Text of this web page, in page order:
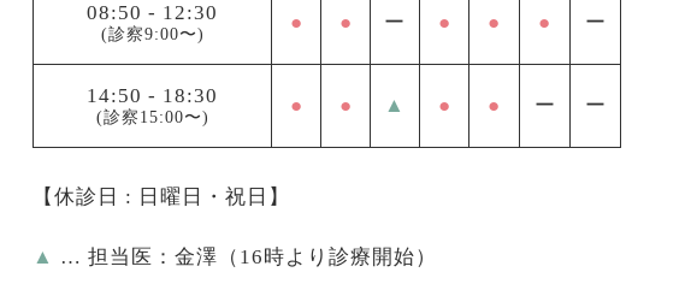
08:50 - 12:30
(診察9:00〜)
● ● ー ● ● ● ー
14:50 - 18:30
(診察15:00〜)
● ● ▲ ● ● ー ー
【休診日 : 日曜日・祝日】
▲ … 担当医：金澤（16時より診療開始）